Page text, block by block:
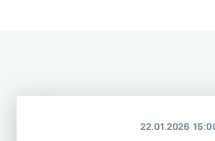
22.01.2026